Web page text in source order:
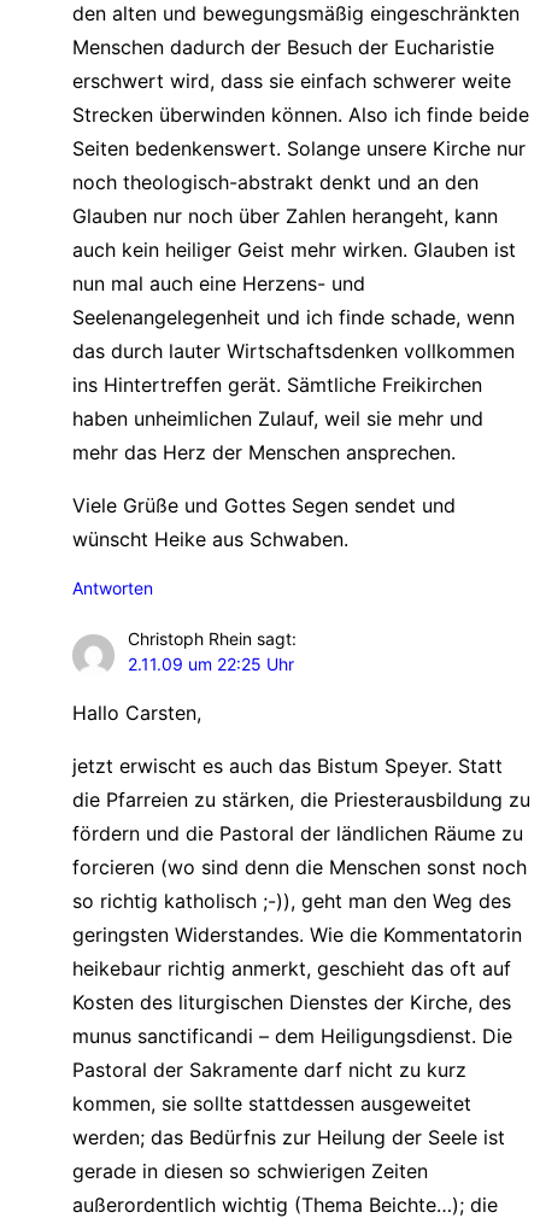
den alten und bewegungsmäßig eingeschränkten
Menschen dadurch der Besuch der Eucharistie
erschwert wird, dass sie einfach schwerer weite
Strecken überwinden können. Also ich finde beide
Seiten bedenkenswert. Solange unsere Kirche nur
noch theologisch-abstrakt denkt und an den
Glauben nur noch über Zahlen herangeht, kann
auch kein heiliger Geist mehr wirken. Glauben ist
nun mal auch eine Herzens- und
Seelenangelegenheit und ich finde schade, wenn
das durch lauter Wirtschaftsdenken vollkommen
ins Hintertreffen gerät. Sämtliche Freikirchen
haben unheimlichen Zulauf, weil sie mehr und
mehr das Herz der Menschen ansprechen.
Viele Grüße und Gottes Segen sendet und
wünscht Heike aus Schwaben.
Antworten
Christoph Rhein sagt:
2.11.09 um 22:25 Uhr
Hallo Carsten,
jetzt erwischt es auch das Bistum Speyer. Statt
die Pfarreien zu stärken, die Priesterausbildung zu
fördern und die Pastoral der ländlichen Räume zu
forcieren (wo sind denn die Menschen sonst noch
so richtig katholisch ;-)), geht man den Weg des
geringsten Widerstandes. Wie die Kommentatorin
heikebaur richtig anmerkt, geschieht das oft auf
Kosten des liturgischen Dienstes der Kirche, des
munus sanctificandi – dem Heiligungsdienst. Die
Pastoral der Sakramente darf nicht zu kurz
kommen, sie sollte stattdessen ausgeweitet
werden; das Bedürfnis zur Heilung der Seele ist
gerade in diesen so schwierigen Zeiten
außerordentlich wichtig (Thema Beichte…); die